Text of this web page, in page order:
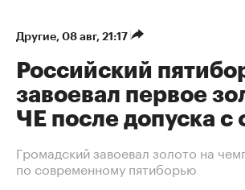
Другие⁠, 08 авг, 21:17
Российский
завоевал первое
ЧЕ после допуска с
Громадский завоевал золото на
по современному пятиборью